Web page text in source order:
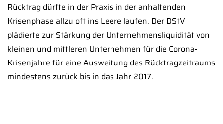
Rücktrag dürfte in der Praxis in der anhaltenden
Krisenphase allzu oft ins Leere laufen. Der DStV
plädierte zur Stärkung der Unternehmensliquidität von
kleinen und mittleren Unternehmen für die Corona-
Krisenjahre für eine Ausweitung des Rücktragzeitraums
mindestens zurück bis in das Jahr 2017.